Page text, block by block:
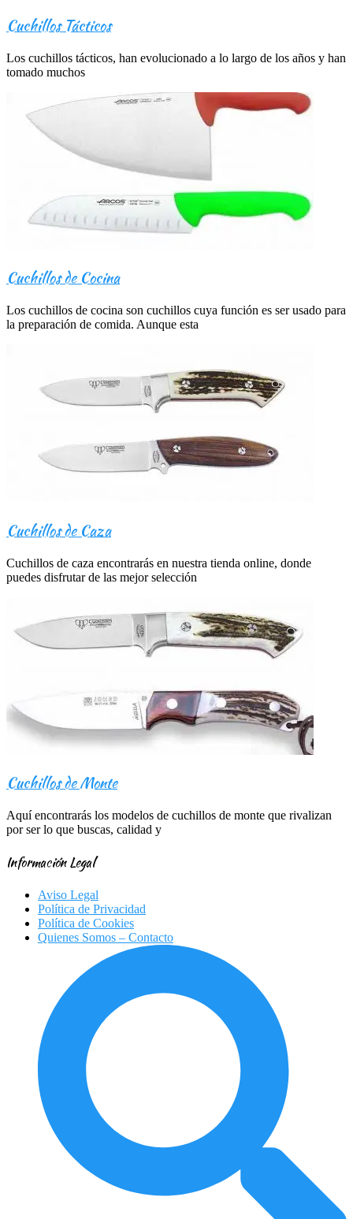
Cuchillos Tácticos
Los cuchillos tácticos, han evolucionado a lo largo de los años y han
tomado muchos
Cuchillos de Cocina
Los cuchillos de cocina son cuchillos cuya función es ser usado para
la preparación de comida. Aunque esta
Cuchillos de Caza
Cuchillos de caza encontrarás en nuestra tienda online, donde
puedes disfrutar de las mejor selección
Cuchillos de Monte
Aquí encontrarás los modelos de cuchillos de monte que rivalizan
por ser lo que buscas, calidad y
Información Legal
Aviso Legal
Política de Privacidad
Política de Cookies
Quienes Somos – Contacto